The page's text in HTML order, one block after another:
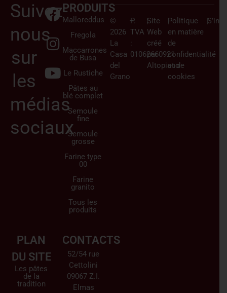
Suivez-
nous
sur
les
médias
sociaux
PRODUITS
Malloreddus
Fregola
Maccarrones
de Busa
Le Rustiche
Pâtes au
blé complet
Semoule
fine
Semoule
grosse
Farine type
00
Farine
granito
Tous les
produits
PLAN
DU SITE
Les pâtes
de la
tradition
CONTACTS
52/54 rue
Cettolini
09067 Z.I.
Elmas
©
2026
La
Casa
del
Grano
–
P.
TVA
:
01062660921
|Site
Web
créé
par
Altopiano
|Politique
en matière
de
confidentialité
et de
cookies
|